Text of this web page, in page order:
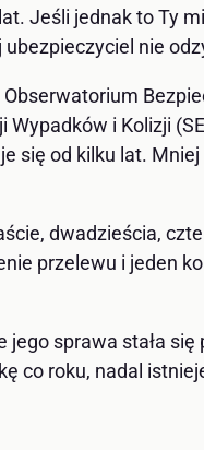
Jeśli jednak to Ty
nie
i Kolizji
się od kilku lat.
dwadzieścia,
przelewu i jeden
sprawa stała
co roku, nadal